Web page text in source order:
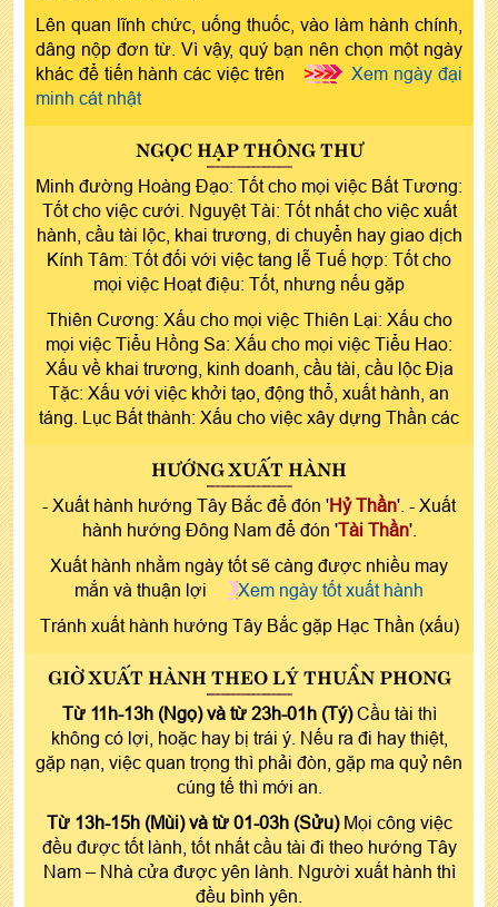
Lên quan lĩnh chức, uống thuốc, vào làm hành chính,
dâng nộp đơn từ. Vì vậy, quý bạn nên chọn một ngày
khác để tiến hành các việc trên
>>>
Xem ngày đại
minh cát nhật
NGỌC HẠP THÔNG THƯ
Minh đường Hoàng Đạo: Tốt cho mọi việc Bất Tương:
Tốt cho việc cưới. Nguyệt Tài: Tốt nhất cho việc xuất
hành, cầu tài lộc, khai trương, di chuyển hay giao dịch
Kính Tâm: Tốt đối với việc tang lễ Tuế hợp: Tốt cho
mọi việc Hoạt điệu: Tốt, nhưng nếu gặp
Thiên Cương: Xấu cho mọi việc Thiên Lại: Xấu cho
mọi việc Tiểu Hồng Sa: Xấu cho mọi việc Tiểu Hao:
Xấu về khai trương, kinh doanh, cầu tài, cầu lộc Địa
Tặc: Xấu với việc khởi tạo, động thổ, xuất hành, an
táng. Lục Bất thành: Xấu cho việc xây dựng Thần các
HƯỚNG XUẤT HÀNH
- Xuất hành hướng Tây Bắc để đón 'Hỷ Thần'. - Xuất
hành hướng Đông Nam để đón 'Tài Thần'.
Xuất hành nhằm ngày tốt sẽ càng được nhiều may
mắn và thuận lợi
Xem ngày tốt xuất hành
Tránh xuất hành hướng Tây Bắc gặp Hạc Thần (xấu)
GIỜ XUẤT HÀNH THEO LÝ THUẦN PHONG
Từ 11h-13h (Ngọ) và từ 23h-01h (Tý) Cầu tài thì
không có lợi, hoặc hay bị trái ý. Nếu ra đi hay thiệt,
gặp nạn, việc quan trọng thì phải đòn, gặp ma quỷ nên
cúng tế thì mới an.
Từ 13h-15h (Mùi) và từ 01-03h (Sửu) Mọi công việc
đều được tốt lành, tốt nhất cầu tài đi theo hướng Tây
Nam – Nhà cửa được yên lành. Người xuất hành thì
đều bình yên.